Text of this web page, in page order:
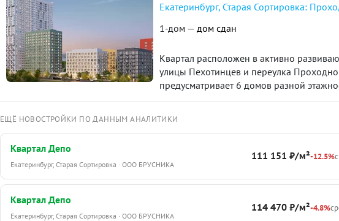
Екатеринбург, Старая Сортировка:
1-дом — дом сдан
Квартал расположен в активно
улицы Пехотинцев и переулка
предусматривает 6 домов разной
пространствами, скверами и кафе,
ЕЩЁ НОВОСТРОЙКИ ПО ДАННЫМ АНАЛИТИКИ
Квартал Депо
Екатеринбург, Старая Сортировка · ООО БРУСНИКА
111 151 ₽/м²-12.5%
Квартал Депо
Екатеринбург, Старая Сортировка · ООО БРУСНИКА
114 470 ₽/м²-4.8%